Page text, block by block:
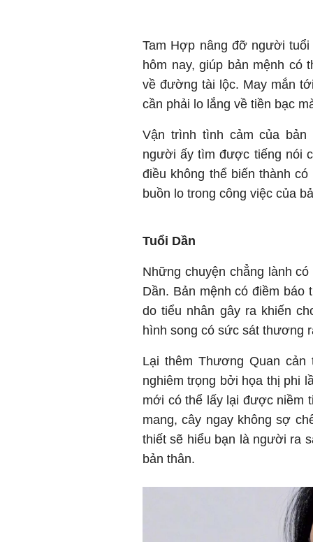
Tam Hợp nâng đỡ người
hôm nay, giúp bản mệnh có
về đường tài lộc. May mắn
cần phải lo lắng về tiền bạc
Vận trình tình cảm của bản
người ấy tìm được tiếng nói
điều không thể biến thành
buồn lo trong công việc của
Tuổi Dần
Những chuyện chẳng lành
Dần. Bản mệnh có điềm
do tiểu nhân gây ra khiến
hình song có sức sát thương
Lại thêm Thương Quan
nghiêm trọng bởi họa thị phi
mới có thể lấy lại được niềm
mang, cây ngay không sợ
thiết sẽ hiểu bạn là người ra
bản thân.